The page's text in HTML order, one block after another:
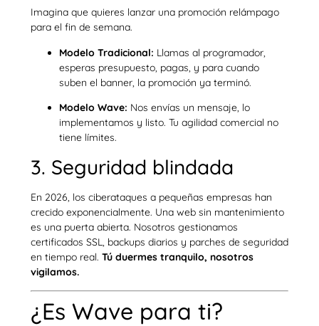
Imagina que quieres lanzar una promoción relámpago
para el fin de semana.
Modelo Tradicional: Llamas al programador,
esperas presupuesto, pagas, y para cuando
suben el banner, la promoción ya terminó.
Modelo Wave: Nos envías un mensaje, lo
implementamos y listo. Tu agilidad comercial no
tiene límites.
3. Seguridad blindada
En 2026, los ciberataques a pequeñas empresas han
crecido exponencialmente. Una web sin mantenimiento
es una puerta abierta. Nosotros gestionamos
certificados SSL, backups diarios y parches de seguridad
en tiempo real. Tú duermes tranquilo, nosotros
vigilamos.
¿Es Wave para ti?